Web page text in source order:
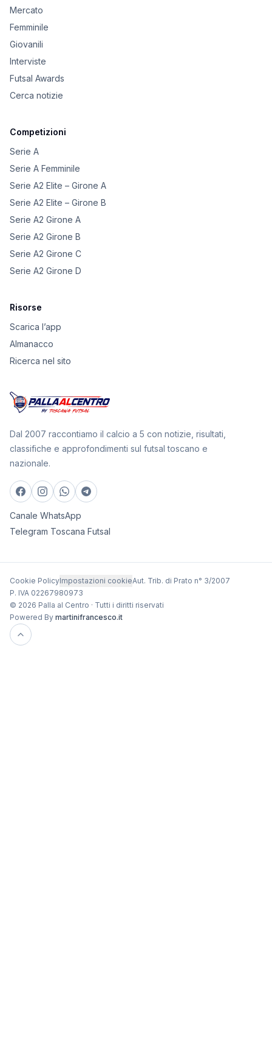
Mercato
Femminile
Giovanili
Interviste
Futsal Awards
Cerca notizie
Competizioni
Serie A
Serie A Femminile
Serie A2 Elite – Girone A
Serie A2 Elite – Girone B
Serie A2 Girone A
Serie A2 Girone B
Serie A2 Girone C
Serie A2 Girone D
Risorse
Scarica l’app
Almanacco
Ricerca nel sito
Dal 2007 raccontiamo il calcio a 5 con notizie, risultati,
classifiche e approfondimenti sul futsal toscano e
nazionale.
Canale WhatsApp
Telegram Toscana Futsal
Cookie PolicyImpostazioni cookieAut. Trib. di Prato n° 3/2007
P. IVA 02267980973
© 2026 Palla al Centro · Tutti i diritti riservati
Powered By martinifrancesco.it